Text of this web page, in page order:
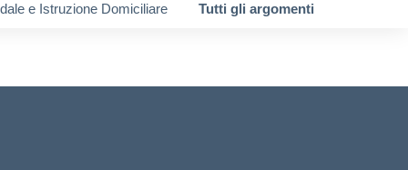
e Istruzione Domiciliare Tutti gli argomenti